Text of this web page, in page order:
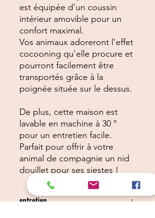
est équipée d'un coussin
intérieur amovible pour un
confort maximal.
Vos animaux adoreront l'effet
cocooning qu'elle procure et
pourront facilement être
transportés grâce à la
poignée située sur le dessus.
De plus, cette maison est
lavable en machine à 30 °
pour un entretien facile.
Parfait pour offrir à votre
animal de compagnie un nid
douillet pour ses siestes !
entretien